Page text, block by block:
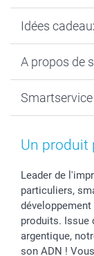
Calendrier
Tirage photo &
Faire-part &
Coques
Stickers &
Cadres photo
Dénicheur
Idées
Anniversaire
Naissance &
Fête des Mères
Fête des Pères
Communion
Baptême
Toussaint
Rentrée des
Saint-Valentin
A propos de
Plan du site
Droit de
Plaintes
Vie privée
Gestion des
Tarifs
Partenariats &
Investisseurs
Smartservice
Aide
smartbonus
smartfriends
Livraison
Modes de
Grandes
Statut de ma
Un produit
Leader de
particuliers,
produits. Issue
argentique,
son ADN !